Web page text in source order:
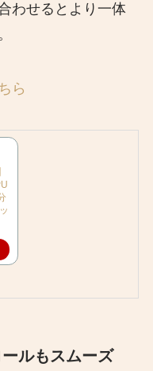
わせるとより一体
ら
ルもスムーズ